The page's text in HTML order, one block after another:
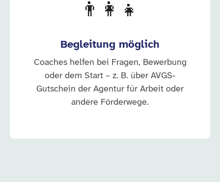
👨‍👩‍👧
Begleitung möglich
Coaches helfen bei Fragen, Bewerbung
oder dem Start – z. B. über AVGS-
Gutschein der Agentur für Arbeit oder
andere Förderwege.